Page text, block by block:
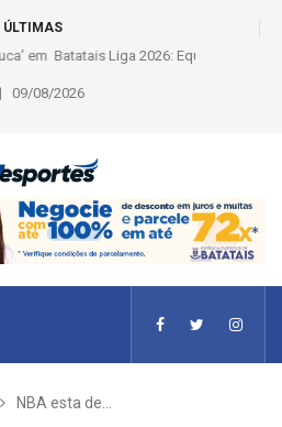
ÚLTIMAS
a LABE na Série Ouro e entidade define
times e formato
09/08/2026
NBA esta de…